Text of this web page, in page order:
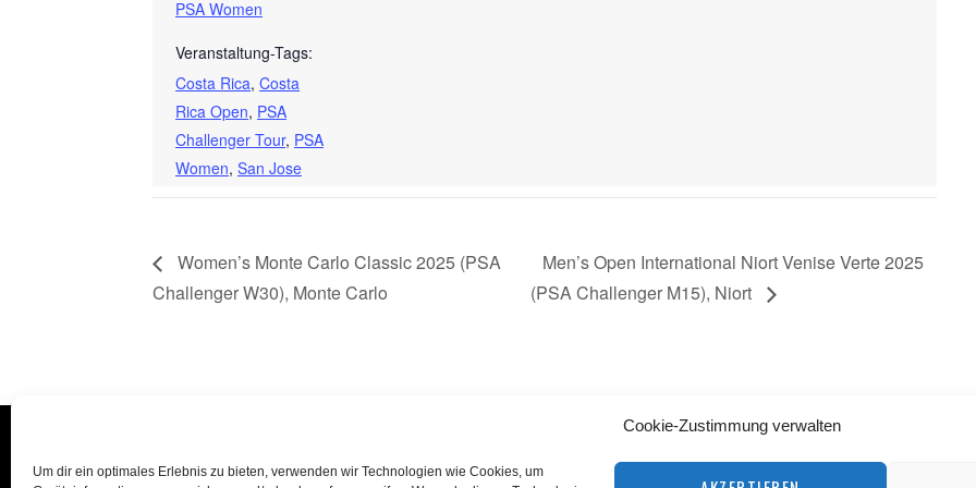
Cookie-Zustimmung verwalten
Um dir ein optimales Erlebnis zu bieten, verwenden wir Technologien wie Cookies, um
PSA Women
Veranstaltung-Tags:
Costa Rica, Costa
Rica Open, PSA
Challenger Tour, PSA
Women, San Jose
Women’s Monte Carlo Classic 2025 (PSA
Challenger W30), Monte Carlo
Men’s Open International Niort Venise Verte 2025
(PSA Challenger M15), Niort